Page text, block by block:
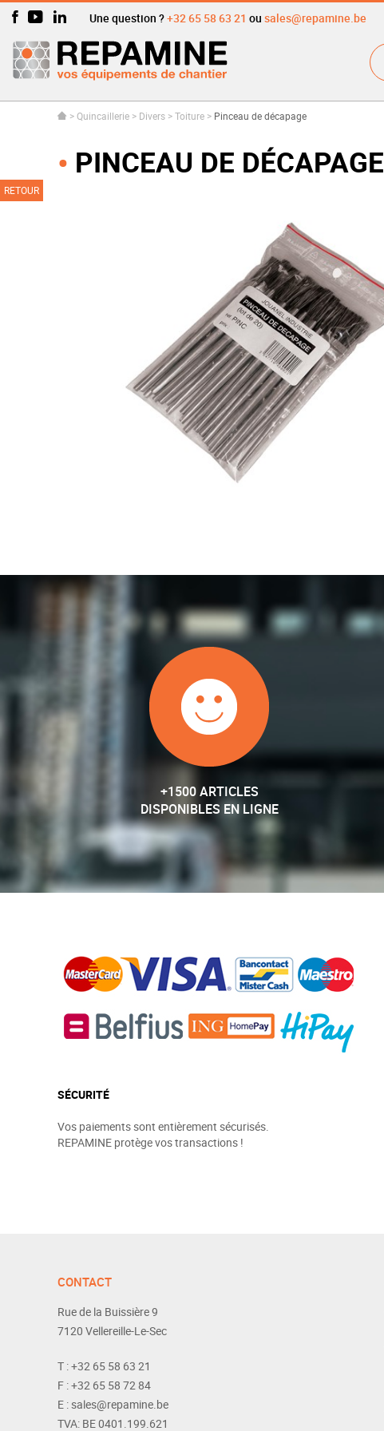
Une question ?+32 65 58 63 21 ou sales@repamine.be
>Quincaillerie > Divers >Toiture > Pinceau de décapage
PINCEAU DE DÉCAPAGE
RETOUR
+1500 ARTICLES
DISPONIBLES EN LIGNE
SÉCURITÉ
Vos paiements sont entièrement sécurisés.
REPAMINE protège vos transactions !
CONTACT
Rue de la Buissière 9
7120 Vellereille-Le-Sec
T :+32 65 58 63 21
F :+32 65 58 72 84
E :sales@repamine.be
TVA: BE 0401.199.621